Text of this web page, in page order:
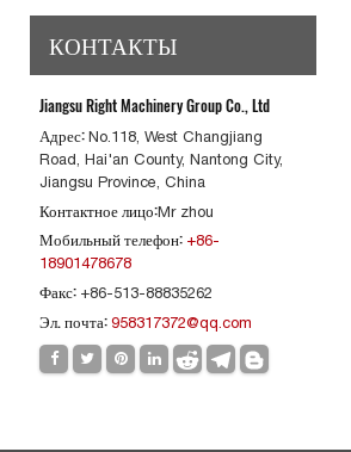
КОНТАКТЫ
Jiangsu Right Machinery Group Co., Ltd
Адрес: No.118, West Changjiang
Road, Hai'an County, Nantong City,
Jiangsu Province, China
Контактное лицо:Mr zhou
Мобильный телефон: +86-
18901478678
Факс: +86-513-88835262
Эл. почта: 958317372@qq.com